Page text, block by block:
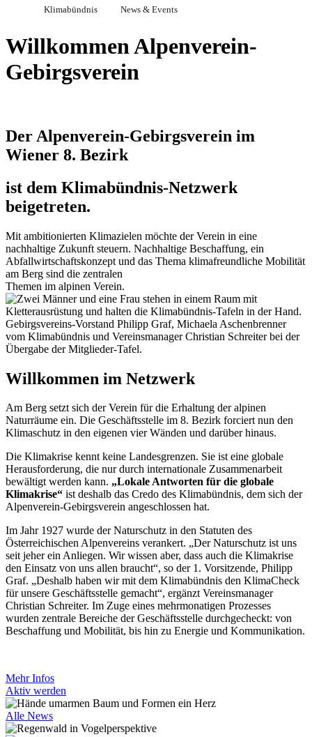
Klimabündnis News & Events
Willkommen Alpenverein-
Gebirgsverein
Der Alpenverein-Gebirgsverein im
Wiener 8. Bezirk
ist dem Klimabündnis-Netzwerk
beigetreten.
Mit ambitionierten Klimazielen möchte der Verein in eine
nachhaltige Zukunft steuern. Nachhaltige Beschaffung, ein
Abfallwirtschaftskonzept und das Thema klimafreundliche Mobilität
am Berg sind die zentralen
Themen im alpinen Verein.
Gebirgsvereins-Vorstand Philipp Graf, Michaela Aschenbrenner
vom Klimabündnis und Vereinsmanager Christian Schreiter bei der
Übergabe der Mitglieder-Tafel.
Willkommen im Netzwerk
Am Berg setzt sich der Verein für die Erhaltung der alpinen
Naturräume ein. Die Geschäftsstelle im 8. Bezirk forciert nun den
Klimaschutz in den eigenen vier Wänden und darüber hinaus.
Die Klimakrise kennt keine Landesgrenzen. Sie ist eine globale
Herausforderung, die nur durch internationale Zusammenarbeit
bewältigt werden kann. „Lokale Antworten für die globale
Klimakrise“ ist deshalb das Credo des Klimabündnis, dem sich der
Alpenverein-Gebirgsverein angeschlossen hat.
Im Jahr 1927 wurde der Naturschutz in den Statuten des
Österreichischen Alpenvereins verankert. „Der Naturschutz ist uns
seit jeher ein Anliegen. Wir wissen aber, dass auch die Klimakrise
den Einsatz von uns allen braucht“, so der 1. Vorsitzende, Philipp
Graf. „Deshalb haben wir mit dem Klimabündnis den KlimaCheck
für unsere Geschäftsstelle gemacht“, ergänzt Vereinsmanager
Christian Schreiter. Im Zuge eines mehrmonatigen Prozesses
wurden zentrale Bereiche der Geschäftsstelle durchgecheckt: von
Beschaffung und Mobilität, bis hin zu Energie und Kommunikation.
Mehr Infos
Aktiv werden
Alle News